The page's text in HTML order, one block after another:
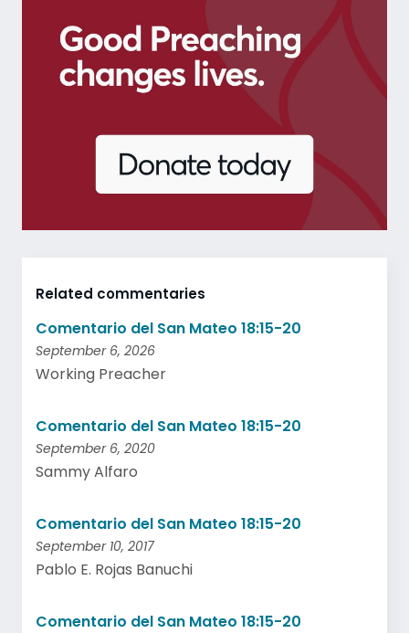
Related commentaries
Comentario del San Mateo 18:15-20
September 6, 2026
Working Preacher
Comentario del San Mateo 18:15-20
September 6, 2020
Sammy Alfaro
Comentario del San Mateo 18:15-20
September 10, 2017
Pablo E. Rojas Banuchi
Comentario del San Mateo 18:15-20